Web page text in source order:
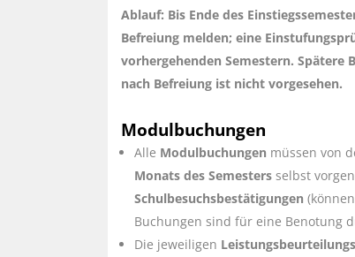
Ablauf: Bis Ende des
Befreiung melden; eine
vorhergehenden Semestern. Spätere
nach Befreiung ist nicht vorgesehen.
Modulbuchungen
Alle Modulbuchungen müssen von
Monats des Semesters selbst
Schulbesuchsbestätigungen
Buchungen sind für eine Benotung
Die jeweiligen